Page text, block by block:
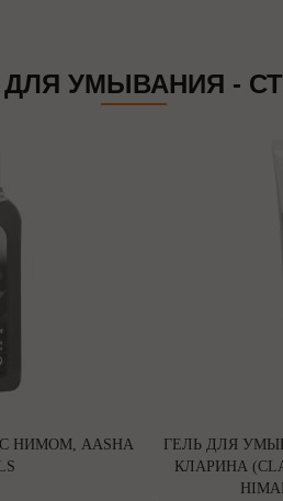
УМЫВАНИЯ -
НИМОМ, AASHA
ГЕЛЬ ДЛЯ
КЛАРИНА